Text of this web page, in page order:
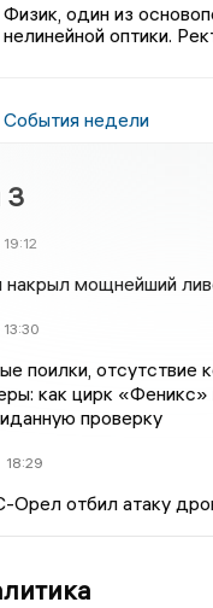
Физик, один из
нелинейной оптики.
События недели
3
19:12
мощнейший
13:30
поилки, отсутствие
как цирк
проверку
18:29
Орел отбил атаку